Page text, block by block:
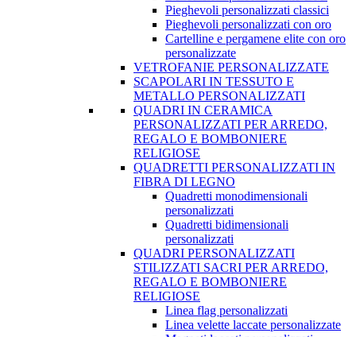
Pieghevoli personalizzati classici
Pieghevoli personalizzati con oro
Cartelline e pergamene elite con oro
personalizzate
VETROFANIE PERSONALIZZATE
SCAPOLARI IN TESSUTO E
METALLO PERSONALIZZATI
QUADRI IN CERAMICA
PERSONALIZZATI PER ARREDO,
REGALO E BOMBONIERE
RELIGIOSE
QUADRETTI PERSONALIZZATI IN
FIBRA DI LEGNO
Quadretti monodimensionali
personalizzati
Quadretti bidimensionali
personalizzati
QUADRI PERSONALIZZATI
STILIZZATI SACRI PER ARREDO,
REGALO E BOMBONIERE
RELIGIOSE
Linea flag personalizzati
Linea velette laccate personalizzate